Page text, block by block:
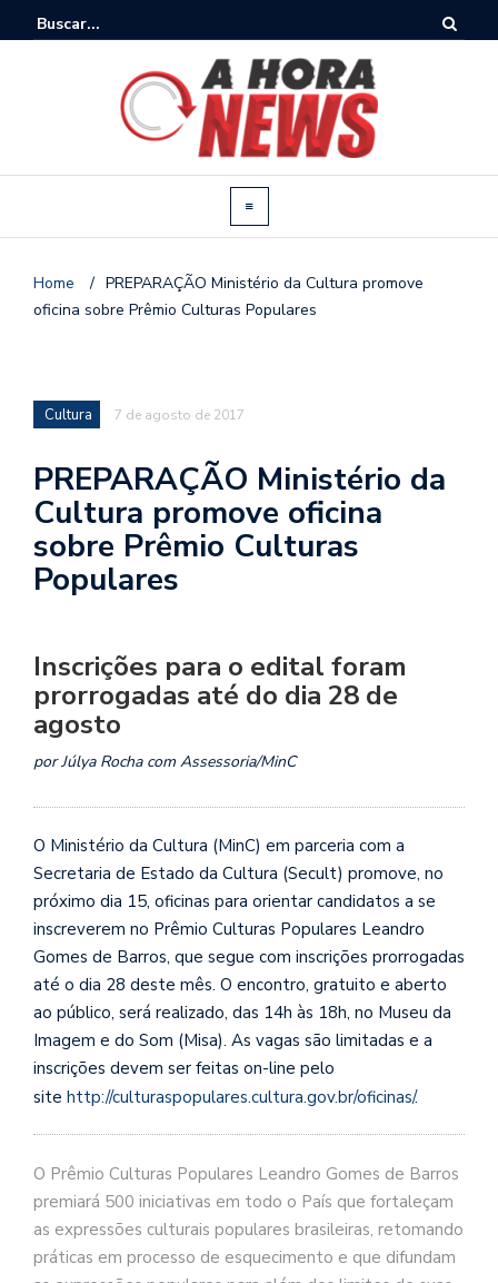
Home / PREPARAÇÃO Ministério da Cultura promove
oficina sobre Prêmio Culturas Populares
Cultura 7 de agosto de 2017
PREPARAÇÃO Ministério da
Cultura promove oficina
sobre Prêmio Culturas
Populares
Inscrições para o edital foram
prorrogadas até do dia 28 de
agosto
por Júlya Rocha com Assessoria/MinC
O Ministério da Cultura (MinC) em parceria com a
Secretaria de Estado da Cultura (Secult) promove, no
próximo dia 15, oficinas para orientar candidatos a se
inscreverem no Prêmio Culturas Populares Leandro
Gomes de Barros, que segue com inscrições prorrogadas
até o dia 28 deste mês. O encontro, gratuito e aberto
ao público, será realizado, das 14h às 18h, no Museu da
Imagem e do Som (Misa). As vagas são limitadas e a
inscrições devem ser feitas on-line pelo
site http://culturaspopulares.cultura.gov.br/oficinas/.
O Prêmio Culturas Populares Leandro Gomes de Barros
premiará 500 iniciativas em todo o País que fortaleçam
as expressões culturais populares brasileiras, retomando
práticas em processo de esquecimento e que difundam